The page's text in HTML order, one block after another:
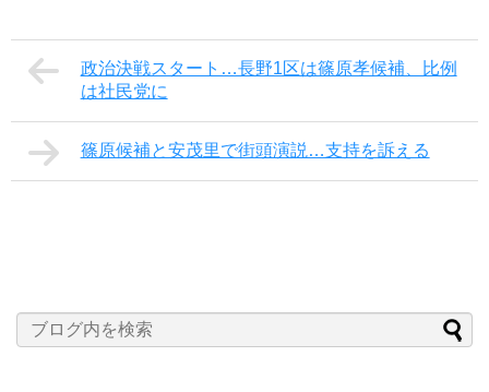
政治決戦スタート…長野1区は篠原孝候補、比例
は社民党に
篠原候補と安茂里で街頭演説…支持を訴える